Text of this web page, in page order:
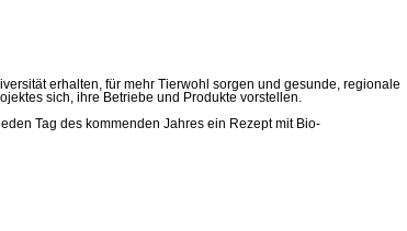
erhalten, für mehr Tierwohl sorgen und gesunde, regionale
sich, ihre Betriebe und Produkte vorstellen.
Tag des kommenden Jahres ein Rezept mit Bio-